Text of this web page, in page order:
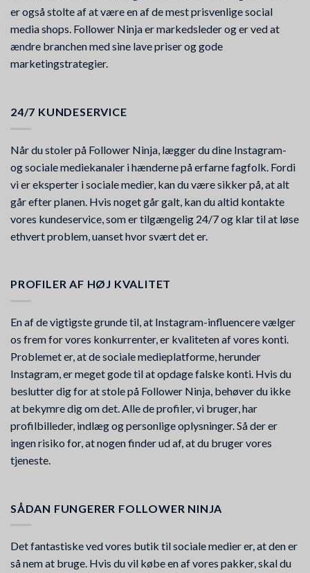
er også stolte af at være en af de mest prisvenlige social
media shops. Follower Ninja er markedsleder og er ved at
ændre branchen med sine lave priser og gode
marketingstrategier.
24/7 KUNDESERVICE
Når du stoler på Follower Ninja, lægger du dine Instagram-
og sociale mediekanaler i hænderne på erfarne fagfolk. Fordi
vi er eksperter i sociale medier, kan du være sikker på, at alt
går efter planen. Hvis noget går galt, kan du altid kontakte
vores kundeservice, som er tilgængelig 24/7 og klar til at løse
ethvert problem, uanset hvor svært det er.
PROFILER AF HØJ KVALITET
En af de vigtigste grunde til, at Instagram-influencere vælger
os frem for vores konkurrenter, er kvaliteten af vores konti.
Problemet er, at de sociale medieplatforme, herunder
Instagram, er meget gode til at opdage falske konti. Hvis du
beslutter dig for at stole på Follower Ninja, behøver du ikke
at bekymre dig om det. Alle de profiler, vi bruger, har
profilbilleder, indlæg og personlige oplysninger. Så der er
ingen risiko for, at nogen finder ud af, at du bruger vores
tjeneste.
SÅDAN FUNGERER FOLLOWER NINJA
Det fantastiske ved vores butik til sociale medier er, at den er
så nem at bruge. Hvis du vil købe en af vores pakker, skal du